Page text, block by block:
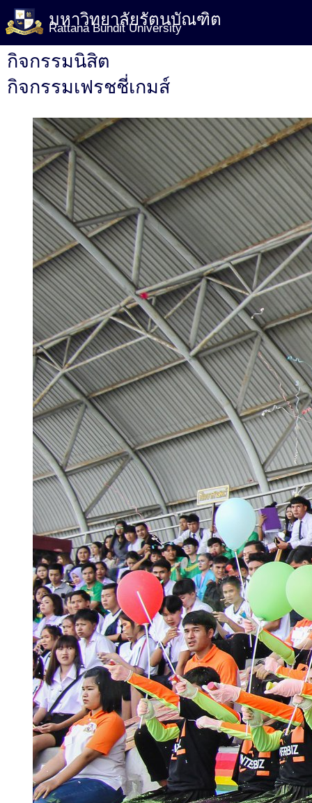
มหาวิทยาลัยรัตนบัณฑิต
Rattana Bundit University
กิจกรรมนิสิต
กิจกรรมเฟรชชี่เกมส์